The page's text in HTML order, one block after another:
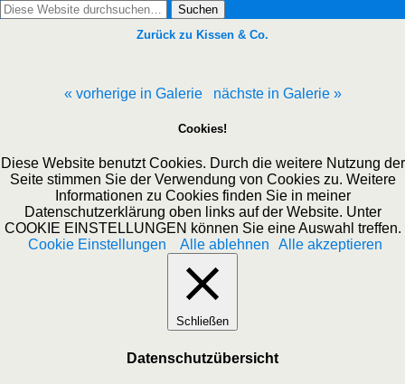
Zurück zu Kissen & Co.
« vorherige in Galerie nächste in Galerie »
Cookies!
Diese Website benutzt Cookies. Durch die weitere Nutzung der
Seite stimmen Sie der Verwendung von Cookies zu. Weitere
Informationen zu Cookies finden Sie in meiner
Datenschutzerklärung oben links auf der Website. Unter
COOKIE EINSTELLUNGEN können Sie eine Auswahl treffen.
Cookie Einstellungen
Alle ablehnen Alle akzeptieren
Schließen
Datenschutzübersicht